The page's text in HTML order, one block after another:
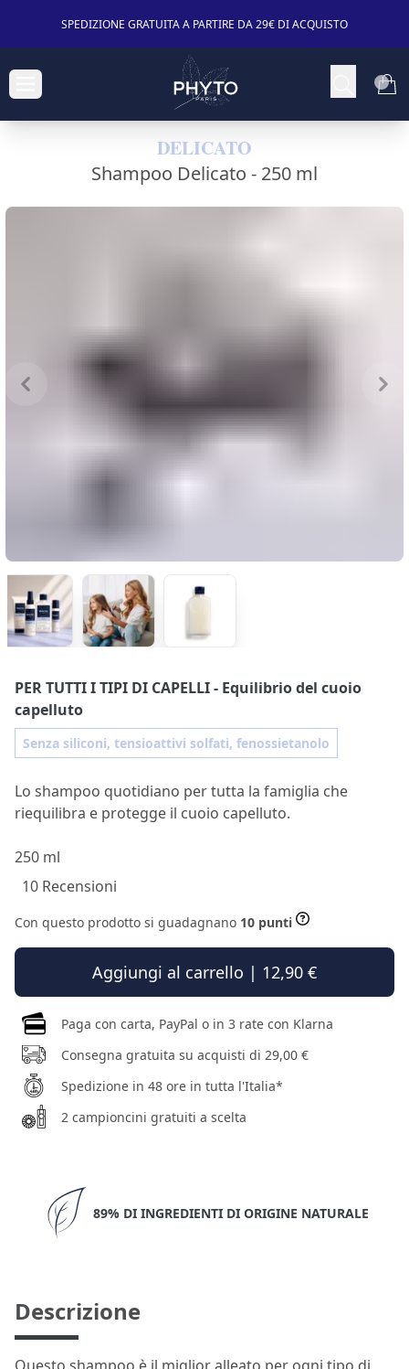
SPEDIZIONE GRATUITA A PARTIRE DA 29€ DI ACQUISTO
DELICATO
Shampoo Delicato - 250 ml
PER TUTTI I TIPI DI CAPELLI- Equilibrio del cuoio
capelluto
Senza siliconi, tensioattivi solfati, fenossietanolo
Lo shampoo quotidiano per tutta la famiglia che
riequilibra e protegge il cuoio capelluto.
250 ml
10 Recensioni
Con questo prodotto si guadagnano 10 punti
Aggiungi al carrello | 12,90 €
Paga con carta, PayPal o in 3 rate con Klarna
Consegna gratuita su acquisti di 29,00 €
Spedizione in 48 ore in tutta l'Italia*
2 campioncini gratuiti a scelta
89% DI INGREDIENTI DI ORIGINE NATURALE
Descrizione